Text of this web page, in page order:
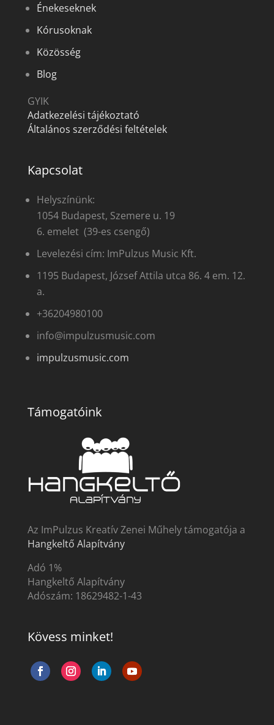
Énekeseknek
Kórusoknak
Közösség
Blog
GYIK
Adatkezelési tájékoztató
Általános szerződési feltételek
Kapcsolat
Helyszínünk:
1054 Budapest, Szemere u. 19
6. emelet (39-es csengő)
Levelezési cím: ImPulzus Music Kft.
1195 Budapest, József Attila utca 86. 4 em. 12.
a.
+36204980100
info@impulzusmusic.com
impulzusmusic.com
Támogatóink
Az ImPulzus Kreatív Zenei Műhely támogatója a
Hangkeltő Alapítvány
Adó 1%
Hangkeltő Alapítvány
Adószám: 18629482-1-43
Kövess minket!